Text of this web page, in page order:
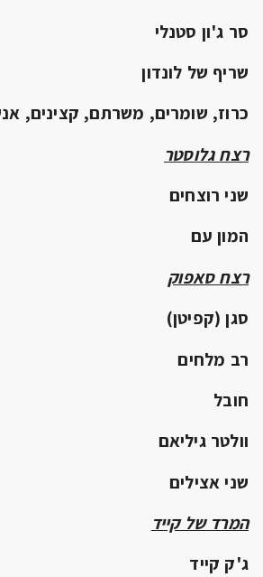
סר ג'ון סטנלי
שריף של לונדון
כרוז, שומרים, משרתם, קצינים,
רצח גלוסטר
שני רוצחים
המון עם
רצח סאפוק
סגן (קפיטן)
רב מלחים
חובל
וולטר גיליאם
שני אצילים
המרד של קייד
ג'ק קייד